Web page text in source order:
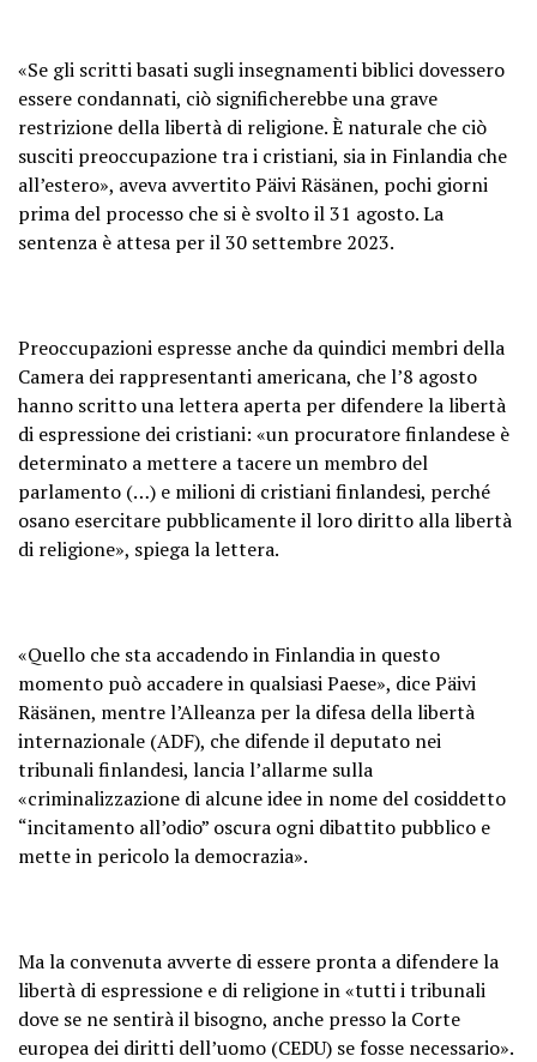
«Se gli scritti basati sugli insegnamenti biblici dovessero
essere condannati, ciò significherebbe una grave
restrizione della libertà di religione. È naturale che ciò
susciti preoccupazione tra i cristiani, sia in Finlandia che
all’estero», aveva avvertito Päivi Räsänen, pochi giorni
prima del processo che si è svolto il 31 agosto. La
sentenza è attesa per il 30 settembre 2023.
Preoccupazioni espresse anche da quindici membri della
Camera dei rappresentanti americana, che l’8 agosto
hanno scritto una lettera aperta per difendere la libertà
di espressione dei cristiani: «un procuratore finlandese è
determinato a mettere a tacere un membro del
parlamento (…) e milioni di cristiani finlandesi, perché
osano esercitare pubblicamente il loro diritto alla libertà
di religione», spiega la lettera.
«Quello che sta accadendo in Finlandia in questo
momento può accadere in qualsiasi Paese», dice Päivi
Räsänen, mentre l’Alleanza per la difesa della libertà
internazionale (ADF), che difende il deputato nei
tribunali finlandesi, lancia l’allarme sulla
«criminalizzazione di alcune idee in nome del cosiddetto
“incitamento all’odio” oscura ogni dibattito pubblico e
mette in pericolo la democrazia».
Ma la convenuta avverte di essere pronta a difendere la
libertà di espressione e di religione in «tutti i tribunali
dove se ne sentirà il bisogno, anche presso la Corte
europea dei diritti dell’uomo (CEDU) se fosse necessario».